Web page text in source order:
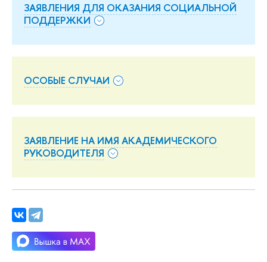
ЗАЯВЛЕНИЯ ДЛЯ ОКАЗАНИЯ СОЦИАЛЬНОЙ
ПОДДЕРЖКИ
ОСОБЫЕ СЛУЧАИ
ЗАЯВЛЕНИЕ НА ИМЯ АКАДЕМИЧЕСКОГО
РУКОВОДИТЕЛЯ